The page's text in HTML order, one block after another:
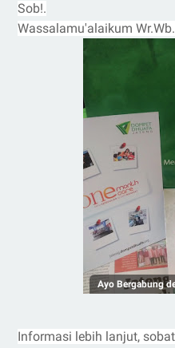
Sob!.
Wassalamu'alaikum
Ayo Bergabung
Informasi lebih lanjut,